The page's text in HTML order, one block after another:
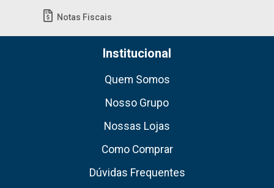
Notas Fiscais
Institucional
Quem Somos
Nosso Grupo
Nossas Lojas
Como Comprar
Dúvidas Frequentes